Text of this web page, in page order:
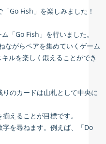
Go Fish」を楽しみました！
「Go Fish」を行いました。
ながらペアを集めていくゲーム
ルを楽しく鍛えることができ
のカードは山札として中央に
えることが目標です。
を尋ねます。例えば、「Do